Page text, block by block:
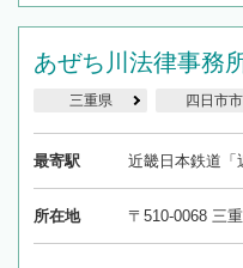
あぜち川法律事務
三重県 四日市市
最寄駅 近畿日本鉄道「
所在地 〒510-0068 三